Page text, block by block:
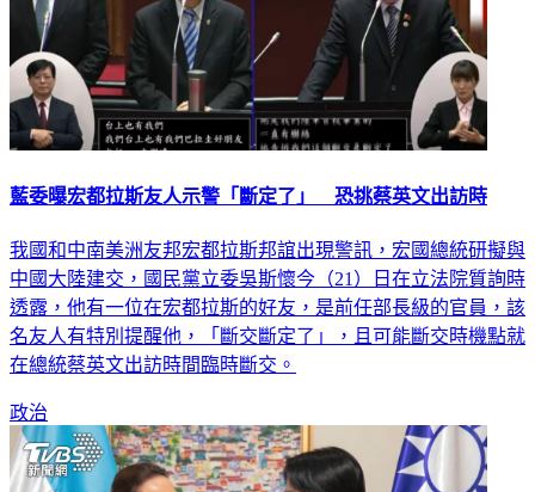
藍委曝宏都拉斯友人示警「斷定了」 恐挑蔡英文出訪時
我國和中南美洲友邦宏都拉斯邦誼出現警訊，宏國總統研擬與
中國大陸建交，國民黨立委吳斯懷今（21）日在立法院質詢時
透露，他有一位在宏都拉斯的好友，是前任部長級的官員，該
名友人有特別提醒他，「斷交斷定了」，且可能斷交時機點就
在總統蔡英文出訪時間臨時斷交。
政治